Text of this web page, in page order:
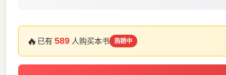
🔥 已有 589人购买本书 热销中